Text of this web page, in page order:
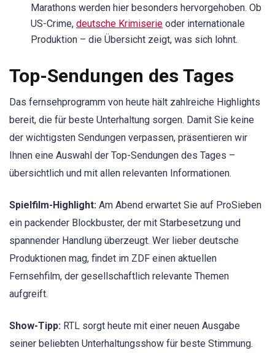
Marathons werden hier besonders hervorgehoben. Ob
US-Crime, deutsche Krimiserie oder internationale
Produktion – die Übersicht zeigt, was sich lohnt.
Top-Sendungen des Tages
Das fernsehprogramm von heute hält zahlreiche Highlights
bereit, die für beste Unterhaltung sorgen. Damit Sie keine
der wichtigsten Sendungen verpassen, präsentieren wir
Ihnen eine Auswahl der Top-Sendungen des Tages –
übersichtlich und mit allen relevanten Informationen.
Spielfilm-Highlight: Am Abend erwartet Sie auf ProSieben
ein packender Blockbuster, der mit Starbesetzung und
spannender Handlung überzeugt. Wer lieber deutsche
Produktionen mag, findet im ZDF einen aktuellen
Fernsehfilm, der gesellschaftlich relevante Themen
aufgreift.
Show-Tipp: RTL sorgt heute mit einer neuen Ausgabe
seiner beliebten Unterhaltungsshow für beste Stimmung.